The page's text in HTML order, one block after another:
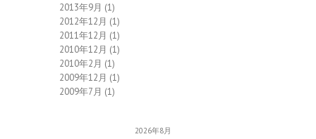
2013年9月 (1)
2012年12月 (1)
2011年12月 (1)
2010年12月 (1)
2010年2月 (1)
2009年12月 (1)
2009年7月 (1)
2026年8月